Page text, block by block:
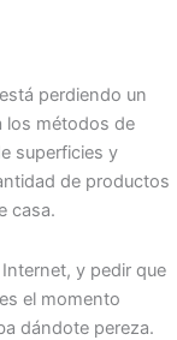
perdiendo un
los métodos de
superficies y
de productos
casa.
y pedir que
el momento
dándote pereza.